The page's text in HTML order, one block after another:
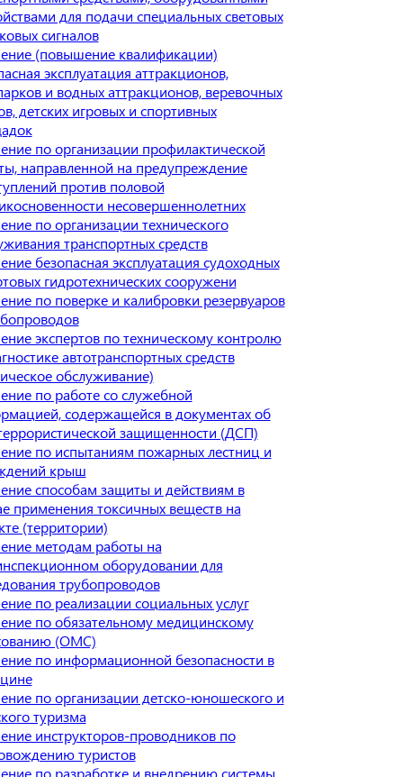
для подачи специальных световых
сигналов
(повышение квалификации)
эксплуатация аттракционов,
и водных аттракционов, веревочных
детских игровых и спортивных
по организации профилактической
направленной на предупреждение
против половой
несовершеннолетних
по организации технического
транспортных средств
безопасная эксплуатация судоходных
гидротехнических сооружени
по поверке и калибровки резервуаров
экспертов по техническому контролю
автотранспортных средств
обслуживание)
по работе со служебной
содержащейся в документах об
защищенности (ДСП)
по испытаниям пожарных лестниц и
крыш
способам защиты и действиям в
применения токсичных веществ на
(территории)
методам работы на
оборудовании для
трубопроводов
по реализации социальных услуг
по обязательному медицинскому
(ОМС)
по информационной безопасности в
по организации детско-юношеского и
туризма
инструкторов-проводников по
туристов
по разработке и внедрению системы